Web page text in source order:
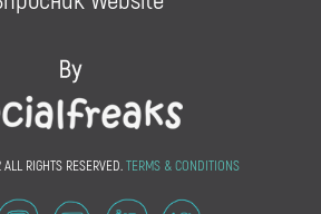
RIGHTS RESERVED.TERMS & CONDITIONS